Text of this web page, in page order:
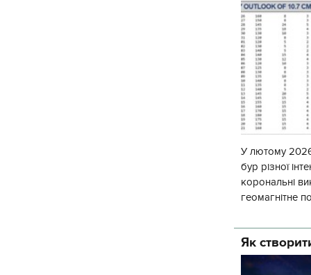
У лютому 2026
бур різної
корональні
геомагнітне
Як